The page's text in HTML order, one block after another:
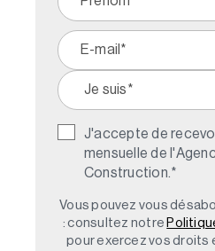
J'accepte de
mensuelle de
Construction. *
Vous pouvez vous
: consultez notre
pour exercez vos droits